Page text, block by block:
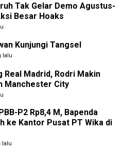
Tak Gelar Demo Agustus-
Besar Hoaks
Kunjungi Tangsel
lalu
Real Madrid, Rodri Makin
Manchester City
P2 Rp8,4 M, Bapenda
ke Kantor Pusat PT Wika di
lalu